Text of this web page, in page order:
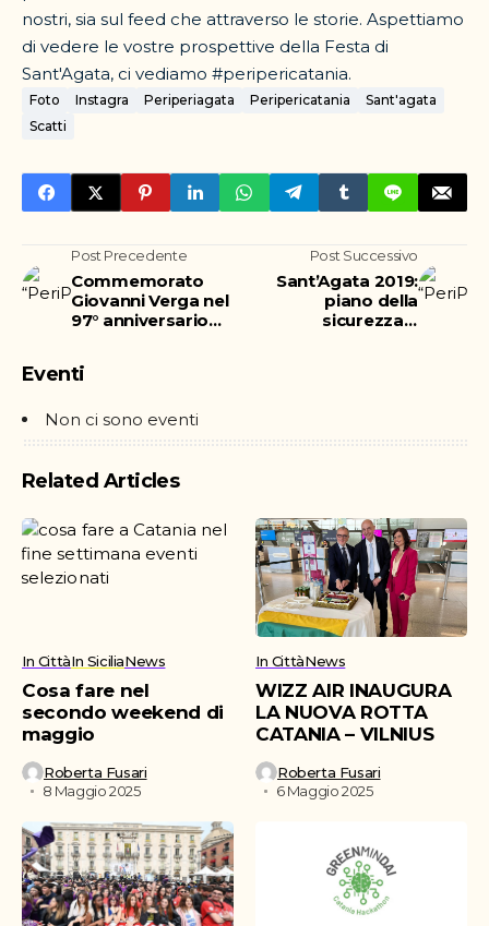
nostri, sia sul feed che attraverso le storie. Aspettiamo
di vedere le vostre prospettive della Festa di
Sant'Agata, ci vediamo #peripericatania.
Foto Instagra Periperiagata Peripericatania
Sant'agata
Scatti
Post Precedente
Commemorato
Giovanni Verga nel
97° anniversario
Post Successivo
Sant’Agata 2019:
piano della
sicurezza e
Eventi
Non ci sono eventi
Related Articles
In CittàIn SiciliaNews
Cosa fare nel
secondo weekend di
maggio
Roberta Fusari
8 Maggio 2025
In CittàNews
WIZZ AIR INAUGURA
LA NUOVA ROTTA
CATANIA – VILNIUS
Roberta Fusari
6 Maggio 2025